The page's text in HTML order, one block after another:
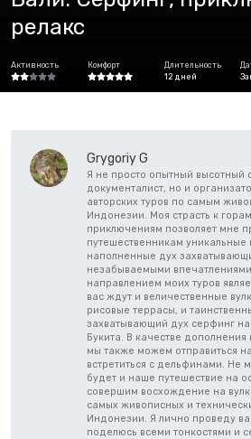
релакс
Активность Комфорт
Длительность
12 дней
Grygoriy G
Я не просто опытный высотный
документалист, но и
авторских туров по самым
Индонезии. Моя страсть к
приключениям позволяет мне
путешественникам уникальные
наполненные дух
незабываемыми
направлением моих туров
вас ждут и величественные
рисовые террасы, и
захватывающий дух серфинг
Букита. В качестве
мы также можем отправиться
встретиться с дельфинами. Не
будет и наше путешествие на
совершим восхождение на
самых живописных и
Индонезии. Я лично проведу
поделюсь всеми тонкостями и